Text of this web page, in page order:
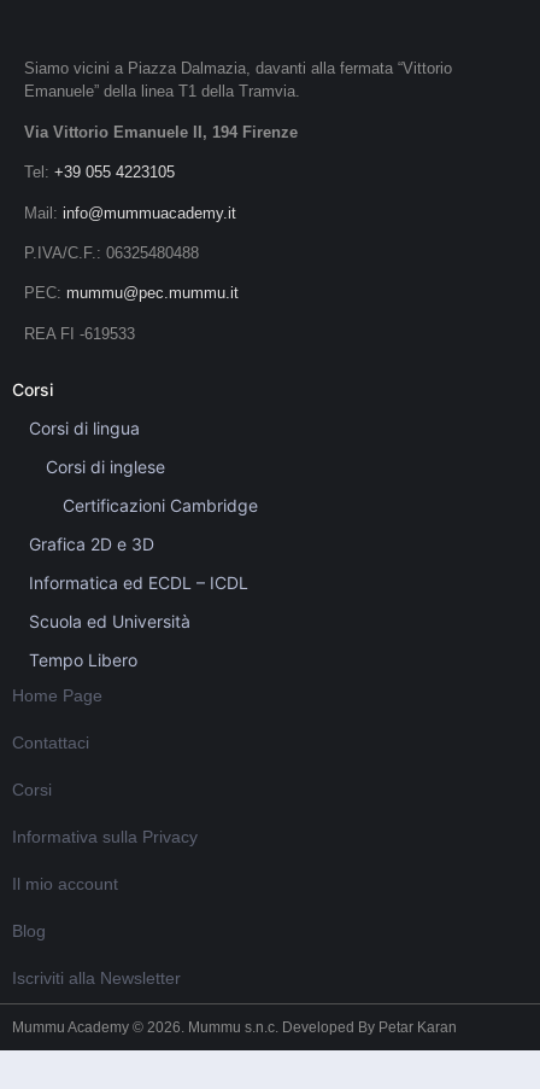
Siamo vicini a Piazza Dalmazia, davanti alla fermata “Vittorio
Emanuele” della linea T1 della Tramvia.
Via Vittorio Emanuele II, 194 Firenze
Tel: +39 055 4223105
Mail: info@mummuacademy.it
P.IVA/C.F.: 06325480488
PEC: mummu@pec.mummu.it
REA FI -619533
Corsi
Corsi di lingua
Corsi di inglese
Certificazioni Cambridge
Grafica 2D e 3D
Informatica ed ECDL – ICDL
Scuola ed Università
Tempo Libero
Home Page
Contattaci
Corsi
Informativa sulla Privacy
Il mio account
Blog
Iscriviti alla Newsletter
Mummu Academy © 2026. Mummu s.n.c. Developed By Petar Karan